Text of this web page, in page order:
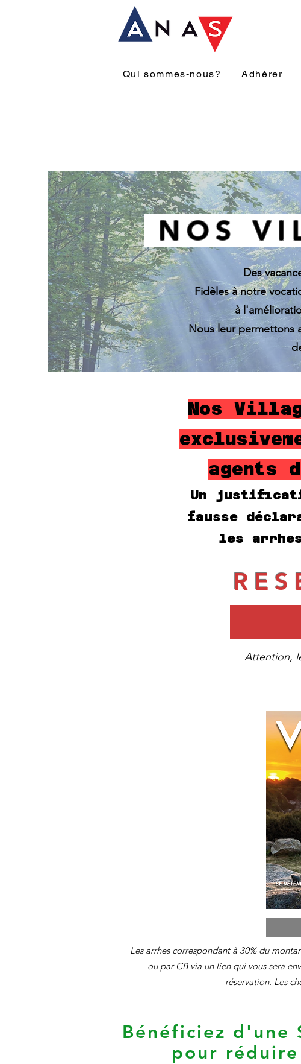
Qui sommes-nous? Adhérer
NOS
Des
Fidèles à notre
à
Nous leur permettons
Nos
agents
Un justificatif
fausse
les
Attention,
Les arrhes correspondant à 30% du
ou par CB via un lien qui vous sera
réservation. Les
Bénéficiez
pour